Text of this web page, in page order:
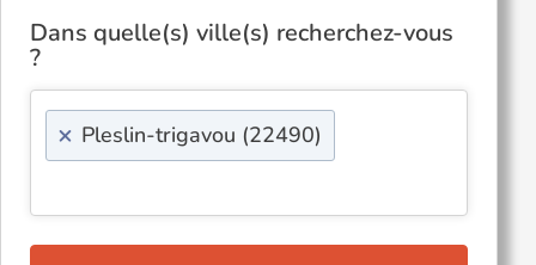
Dans quelle(s) ville(s) recherchez-vous
?
× Pleslin-trigavou (22490)